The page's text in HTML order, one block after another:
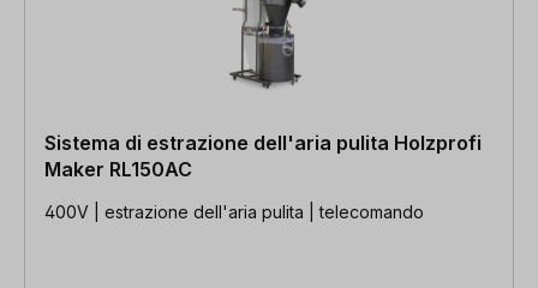
Sistema di estrazione dell'aria pulita Holzprofi
Maker RL150AC
400V | estrazione dell'aria pulita | telecomando